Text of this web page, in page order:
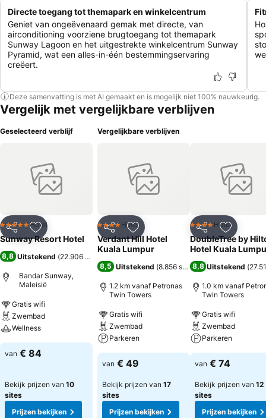
Directe toegang tot themapark en winkelcentrum
Geniet van ongeëvenaard gemak met directe, van
airconditioning voorziene brugtoegang tot themapark
Sunway Lagoon en het uitgestrekte winkelcentrum Sunway
Pyramid, wat een alles-in-één bestemmingservaring
creëert.
Deze samenvatting is met AI gemaakt en is mogelijk niet 100% nauwkeurig.
Vergelijk met vergelijkbare verblijven
Geselecteerd verblijf
Delen Toevoegen aan favorieten
5 Sterren Hotel
Sunway Resort Hotel
8,8 Uitstekend (22.906 scores
Bandar Sunway,
Maleisië
Gratis wifi
Zwembad
Wellness
van € 84
Bekijk prijzen van 10
sites
Prijzen bekijken
Vergelijkbare verblijven
Delen Toevoegen aan favorieten
4 SterrenHotel
Verdant Hill Hotel
Kuala Lumpur
8,5 Uitstekend (8.856 scores)
1.2 km vanaf Petronas
Twin Towers
Gratis wifi
Zwembad
Parkeren
van € 49
Bekijk prijzen van 17
sites
Prijzen bekijken
Delen
4 SterrenHotel
DoubleTree by
Hotel Kuala
8,8 Uitstekend (
1.0 km vanaf
Twin Towers
Gratis wifi
Zwembad
Parkeren
van € 74
Bekijk prijzen van 12
sites
Prijzen bekijken